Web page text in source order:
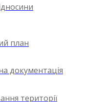
план
документація
території